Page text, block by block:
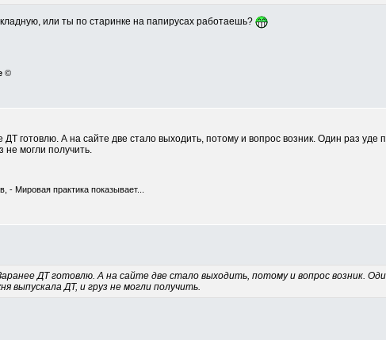
или ты по старинке на папирусах работаешь?
©
готовлю. А на сайте две стало выходить, потому и вопрос возник. Один раз уде
не могли получить.
- Мировая практика показывает...
ДТ готовлю. А на сайте две стало выходить, потому и вопрос возник.
выпускала ДТ, и груз не могли получить.